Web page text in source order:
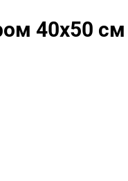
40х50 см